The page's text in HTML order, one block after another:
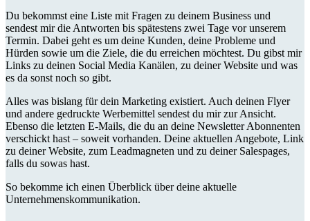
Du bekommst eine Liste mit Fragen zu deinem Business und
sendest mir die Antworten bis spätestens zwei Tage vor unserem
Termin. Dabei geht es um deine Kunden, deine Probleme und
Hürden sowie um die Ziele, die du erreichen möchtest. Du gibst mir
Links zu deinen Social Media Kanälen, zu deiner Website und was
es da sonst noch so gibt.
Alles was bislang für dein Marketing existiert. Auch deinen Flyer
und andere gedruckte Werbemittel sendest du mir zur Ansicht.
Ebenso die letzten E-Mails, die du an deine Newsletter Abonnenten
verschickt hast – soweit vorhanden. Deine aktuellen Angebote, Link
zu deiner Website, zum Leadmagneten und zu deiner Salespages,
falls du sowas hast.
So bekomme ich einen Überblick über deine aktuelle
Unternehmenskommunikation.